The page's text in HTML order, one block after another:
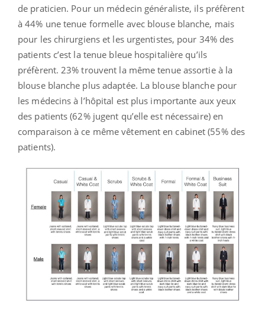
de praticien. Pour un médecin généraliste, ils préfèrent
à 44% une tenue formelle avec blouse blanche, mais
pour les chirurgiens et les urgentistes, pour 34% des
patients c’est la tenue bleue hospitalière qu’ils
préfèrent. 23% trouvent la même tenue assortie à la
blouse blanche plus adaptée. La blouse blanche pour
les médecins à l’hôpital est plus importante aux yeux
des patients (62% jugent qu’elle est nécessaire) en
comparaison à ce même vêtement en cabinet (55% des
patients).